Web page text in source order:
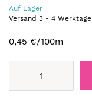
Auf Lager
Versand 3 - 4 Werktage
0,45 €/100m